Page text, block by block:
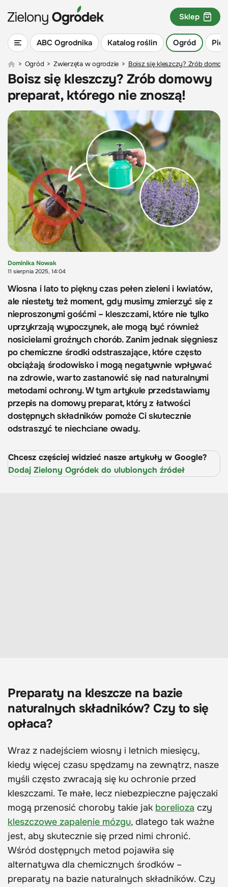
ABC Ogrodnika Katalog roślin Ogród
Sklep
> Ogród > Zwierzęta w ogrodzie > Boisz się kleszczy? Zrób
Boisz się kleszczy? Zrób domowy
preparat, którego nie znoszą!
Dominika Nowak
11 sierpnia 2025, 14:04
Wiosna i lato to piękny czas pełen zieleni i kwiatów,
ale niestety też moment, gdy musimy zmierzyć się z
nieproszonymi gośćmi – kleszczami, które nie tylko
uprzykrzają wypoczynek, ale mogą być również
nosicielami groźnych chorób. Zanim jednak sięgniesz
po chemiczne środki odstraszające, które często
obciążają środowisko i mogą negatywnie wpływać
na zdrowie, warto zastanowić się nad naturalnymi
metodami ochrony. W tym artykule przedstawiamy
przepis na domowy preparat, który z łatwości
dostępnych składników pomoże Ci skutecznie
odstraszyć te niechciane owady.
Chcesz częściej widzieć nasze artykuły w Google?
Dodaj Zielony Ogródek do ulubionych źródeł
Preparaty na kleszcze na bazie
naturalnych składników? Czy to się
opłaca?
Wraz z nadejściem wiosny i letnich miesięcy,
kiedy więcej czasu spędzamy na zewnątrz, nasze
myśli często zwracają się ku ochronie przed
kleszczami. Te małe, lecz niebezpieczne pajęczaki
mogą przenosić choroby takie jak borelioza czy
kleszczowe zapalenie mózgu, dlatego tak ważne
jest, aby skutecznie się przed nimi chronić.
Wśród dostępnych metod pojawiła się
alternatywa dla chemicznych środków –
preparaty na bazie naturalnych składników. Czy